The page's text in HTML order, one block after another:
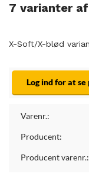
7 varianter
X-Soft/X-blød
Log ind for at se
Varenr.:
Producent:
Producent varenr.: